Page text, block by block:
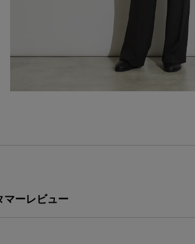
マーレビュー